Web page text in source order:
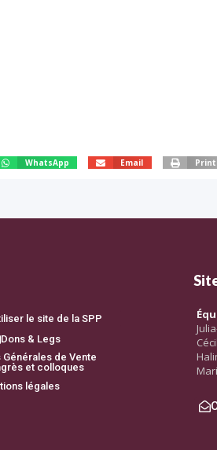
WhatsApp Email Print
le site de la SPP
Dons & Legs
de Vente
et colloques
légales